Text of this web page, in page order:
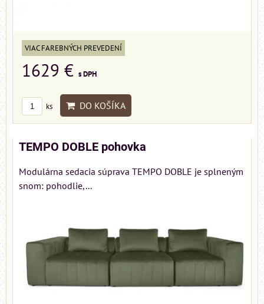
VIAC FAREBNÝCH PREVEDENÍ
1629 € s DPH
ks DO KOŠÍKA
TEMPO DOBLE pohovka
Modulárna sedacia súprava TEMPO DOBLE je splneným
snom: pohodlie,...